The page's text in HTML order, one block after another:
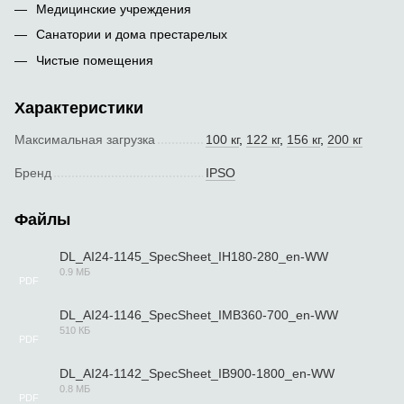
Медицинские учреждения
Санатории и дома престарелых
Чистые помещения
Характеристики
Максимальная загрузка 100 кг, 122 кг, 156 кг, 200 кг
Бренд IPSO
Файлы
PDF
DL_AI24-1145_SpecSheet_IH180-280_en-WW
0.9 МБ
PDF
DL_AI24-1146_SpecSheet_IMB360-700_en-WW
510 КБ
PDF
DL_AI24-1142_SpecSheet_IB900-1800_en-WW
0.8 МБ